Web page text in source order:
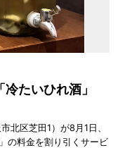
冷たいひれ酒」
北区芝田1）が8月1日、
の料金を割り引くサービ